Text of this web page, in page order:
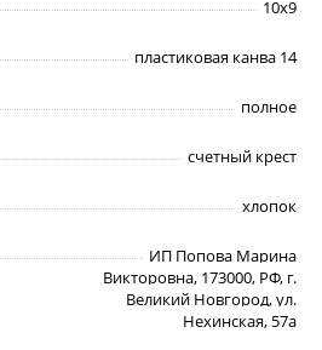
10х9
пластиковая канва 14
полное
счетный крест
хлопок
ИП Попова Марина
Викторовна, 173000, РФ, г.
Великий Новгород, ул.
Нехинская, 57а